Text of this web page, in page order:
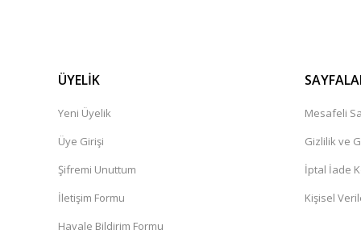
ÜYELİK
Yeni Üyelik
Üye Girişi
Şifremi Unuttum
İletişim Formu
Havale Bildirim Formu
Mesafeli
Gizlilik ve
İptal İade
Kişisel